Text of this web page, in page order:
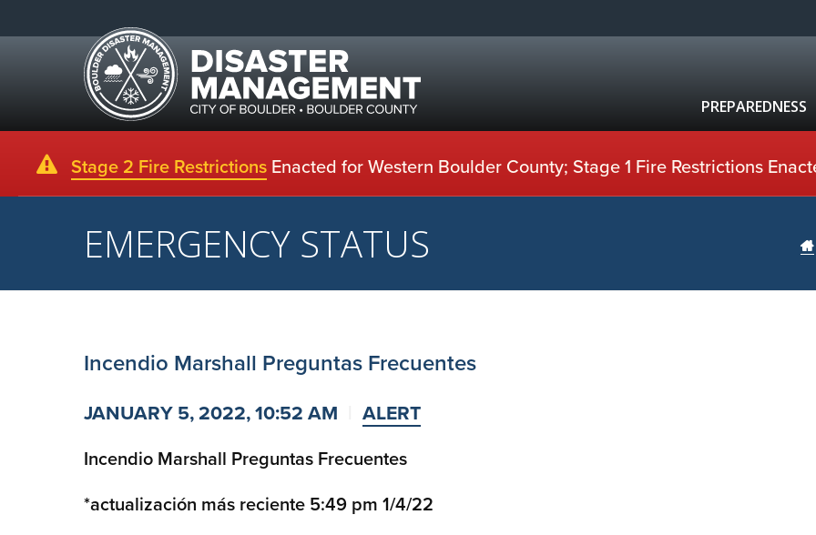
PREPAREDNESS
Stage 2 Fire Restrictions Enacted for Western Boulder County; Stage 1 Fire Restrictions
EMERGENCY STATUS
Incendio Marshall Preguntas Frecuentes
JANUARY 5, 2022, 10:52 AM ALERT
Incendio Marshall Preguntas Frecuentes
*actualización más reciente 5:49 pm 1/4/22